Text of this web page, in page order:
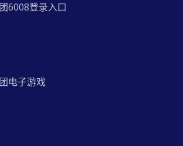
6008登录入口
电子游戏